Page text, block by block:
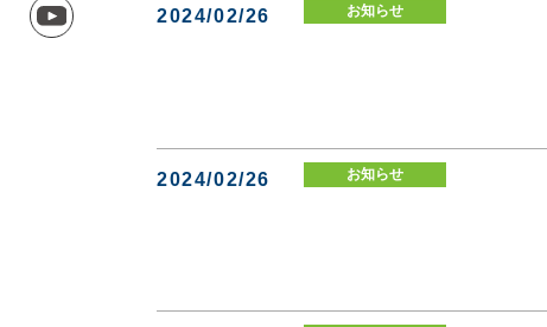
2024/02/26 お知らせ
2024/02/26 お知らせ